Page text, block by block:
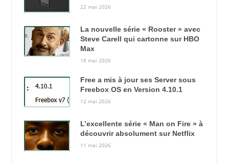
22 mai 2026
La nouvelle série « Rooster » avec
Steve Carell qui cartonne sur HBO
Max
18 mai 2026
Free a mis à jour ses Server sous
Freebox OS en Version 4.10.1
12 mai 2026
L’excellente série « Man on Fire » à
découvrir absolument sur Netflix
11 mai 2026